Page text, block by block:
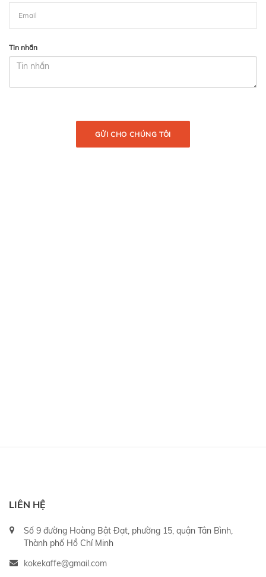
Tin nhắn
GỬI CHO CHÚNG TÔI
LIÊN HỆ
Số 9 đường Hoàng Bật Đạt, phường 15, quận Tân Bình,
Thành phố Hồ Chí Minh
kokekaffe@gmail.com